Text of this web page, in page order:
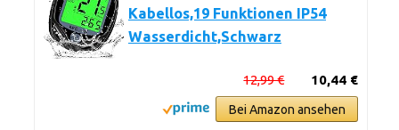
Kabellos,19 Funktionen IP54
Wasserdicht,Schwarz
10,44 €
12,99 €
Bei Amazon ansehen